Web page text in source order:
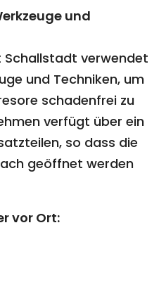
und
Schallstadt verwendet
und Techniken, um
schadenfrei zu
verfügt über ein
so dass die
geöffnet werden
vor Ort: